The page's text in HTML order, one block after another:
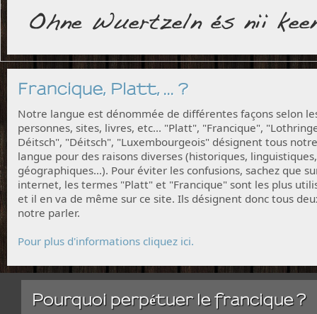
Francique, Platt, ... ?
Notre langue est dénommée de différentes façons selon
personnes, sites, livres, etc... "Platt", "Francique",
Déitsch", "Déitsch", "Luxembourgeois" désignent tous notre
langue pour des raisons diverses (historiques, linguistiques,
géographiques...). Pour éviter les confusions, sachez que
internet, les termes "Platt" et "Francique" sont les plus
et il en va de même sur ce site. Ils désignent donc tous
notre parler.
Pour plus d'informations cliquez ici.
Pourquoi perpétuer le francique ?